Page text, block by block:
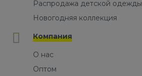
Распродажа детской одежды
Новогодняя коллекция
Компания
О нас
Оптом